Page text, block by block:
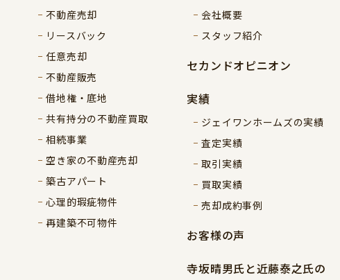
不動産売却
リースバック
任意売却
不動産販売
借地権・底地
共有持分の不動産買取
相続事業
空き家の不動産売却
築古アパート
心理的瑕疵物件
再建築不可物件
会社概要
スタッフ紹介
セカンドオピニオン
実績
ジェイワンホームズの実績
査定実績
取引実績
買取実績
売却成約事例
お客様の声
寺坂晴男氏と近藤泰之氏の